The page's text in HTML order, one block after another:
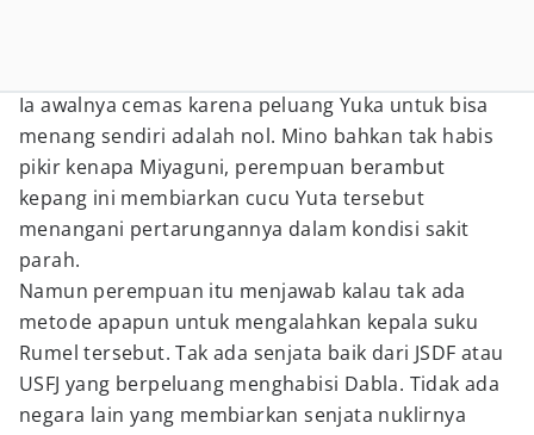
Ia awalnya cemas karena peluang Yuka untuk bisa
menang sendiri adalah nol. Mino bahkan tak habis
pikir kenapa Miyaguni, perempuan berambut
kepang ini membiarkan cucu Yuta tersebut
menangani pertarungannya dalam kondisi sakit
parah.
Namun perempuan itu menjawab kalau tak ada
metode apapun untuk mengalahkan kepala suku
Rumel tersebut. Tak ada senjata baik dari JSDF atau
USFJ yang berpeluang menghabisi Dabla. Tidak ada
negara lain yang membiarkan senjata nuklirnya